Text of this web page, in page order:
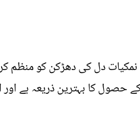
دل کی دھڑکن کو منظم
حصول کا بہترین ذریعہ ہے